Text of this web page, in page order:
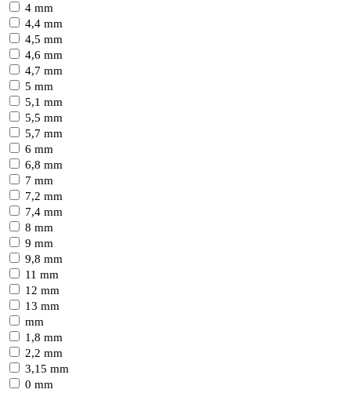
4 mm
4,4 mm
4,5 mm
4,6 mm
4,7 mm
5 mm
5,1 mm
5,5 mm
5,7 mm
6 mm
6,8 mm
7 mm
7,2 mm
7,4 mm
8 mm
9 mm
9,8 mm
11 mm
12 mm
13 mm
mm
1,8 mm
2,2 mm
3,15 mm
0 mm